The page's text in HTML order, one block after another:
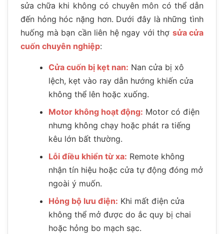
sửa chữa khi không có chuyên môn có thể dẫn
đến hỏng hóc nặng hơn. Dưới đây là những tình
huống mà bạn cần liên hệ ngay với thợ sửa cửa
cuốn chuyên nghiệp:
Cửa cuốn bị kẹt nan: Nan cửa bị xô
lệch, kẹt vào ray dẫn hướng khiến cửa
không thể lên hoặc xuống.
Motor không hoạt động: Motor có điện
nhưng không chạy hoặc phát ra tiếng
kêu lớn bất thường.
Lỗi điều khiển từ xa: Remote không
nhận tín hiệu hoặc cửa tự động đóng mở
ngoài ý muốn.
Hỏng bộ lưu điện: Khi mất điện cửa
không thể mở được do ắc quy bị chai
hoặc hỏng bo mạch sạc.